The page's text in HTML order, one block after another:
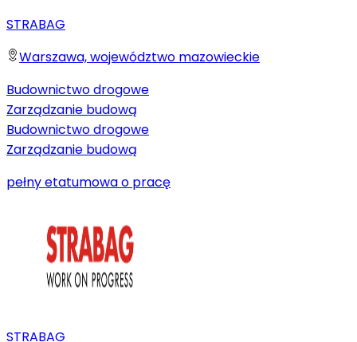
STRABAG
Warszawa, województwo mazowieckie
Budownictwo drogowe
Zarządzanie budową
Budownictwo drogowe
Zarządzanie budową
pełny etatumowa o pracę
STRABAG